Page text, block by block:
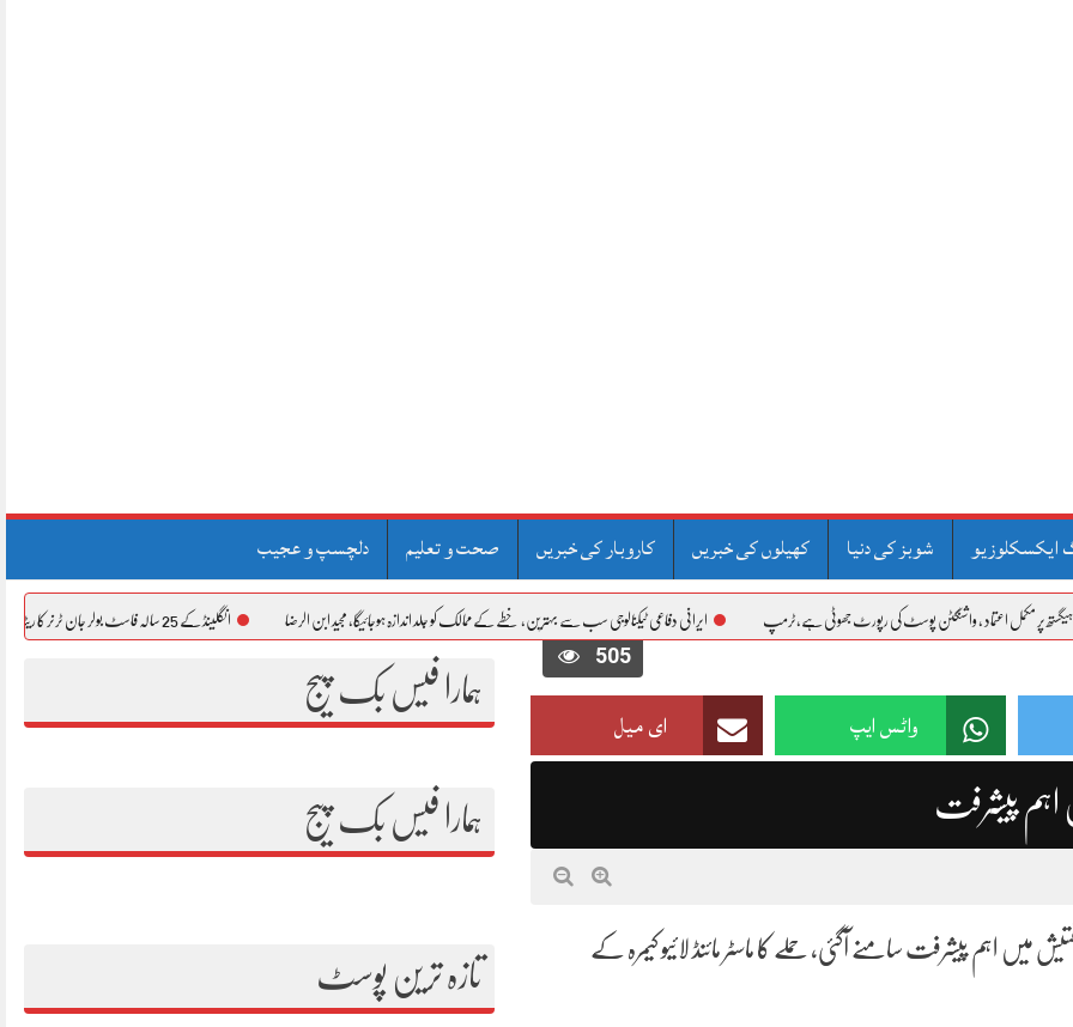
ایکسکلوزیو شوبز کی دنیا کھیلوں کی خبریں کاروبار کی خبریں صحت و تعلیم دلچسپ و عجیب
مکمل اعتماد ، واشنگٹن پوسٹ کی رپورٹ جھوٹی ہے،ٹرمپ ایرانی دفاعی ٹیکنالوجی سب سے بہترین، خطے کے ممالک کو جلد اندازہ ہوجائیگا، مجید ابن الرضا انگلینڈ کے 25 سالہ فاسٹ بولر جان ٹرنر کا ریٹائرمنٹ کا اعلان
ہمارا فیس بک پیج
ہمارا فیس بک پیج
تازہ ترین پوسٹ
505
واٹس ایپ ای میل
اہم پیشرفت
اہم پیشرفت سامنے آگئی، حملے کا ماسٹر مائنڈ لائیو کیمرہ کے